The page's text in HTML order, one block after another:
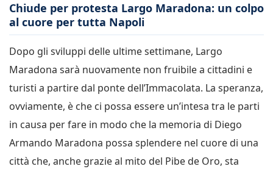
Chiude per protesta Largo Maradona: un colpo
al cuore per tutta Napoli
Dopo gli sviluppi delle ultime settimane, Largo
Maradona sarà nuovamente non fruibile a cittadini e
turisti a partire dal ponte dell’Immacolata. La speranza,
ovviamente, è che ci possa essere un’intesa tra le parti
in causa per fare in modo che la memoria di Diego
Armando Maradona possa splendere nel cuore di una
città che, anche grazie al mito del Pibe de Oro, sta